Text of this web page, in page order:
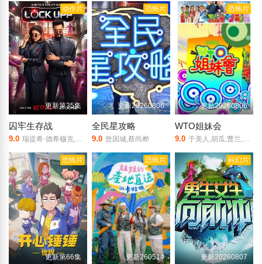
动作片
更新第35集
囚牢生存战
9.0 瑞提希·德希穆克,法拉·可汗
恐怖片
更新20260806
全民星攻略
9.0 曾国城,蔡尚桦
恐怖片
更新20260806
WTO姐妹会
9.0 于美人,胡瓜,曹兰,谢哲青,高伊玲,钟欣愉
恐怖片
更新第66集
恐怖片
更新260514
科幻片
更新20260807